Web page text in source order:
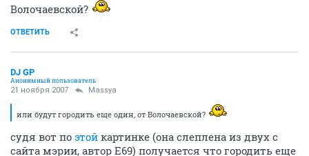
Волочаевской?
ОТВЕТИТЬ
DJ GP
Анонимный пользователь
21 ноября 2007 Massya
или будут городить еще один, от Волочаевской?
судя вот по этой картинке (она слеплена из двух с
сайта мэрии, автор Е69) получается что городить еще